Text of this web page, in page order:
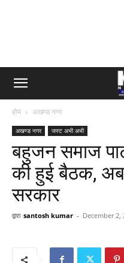
होम अखण्ड नगर
अखण्ड नगर जस्ट अभी अभी
बहुजन समाज
की हुई बैठक,
सरकार
द्वारा santosh kumar - December 2,